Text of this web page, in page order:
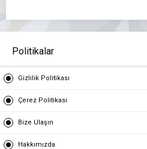
Politikalar
Gizlilik Politikası
Çerez Politikası
Bize Ulaşın
Hakkımızda